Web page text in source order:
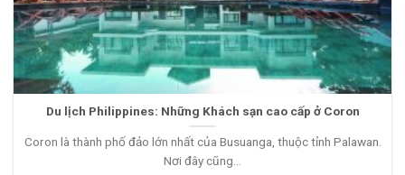
Du lịch Philippines: Những Khách sạn cao cấp ở Coron
Coron là thành phố đảo lớn nhất của Busuanga, thuộc tỉnh Palawan.
Nơi đây cũng...